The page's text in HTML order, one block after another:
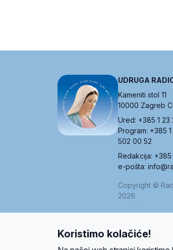
UDRUGA
Kameniti stol 11
10000 Zagreb
Ured: +385 1 23
Program: +385
502 00 52
Redakcija:
e-pošta:
Copyright ©
2026
Koristimo kolačiće!